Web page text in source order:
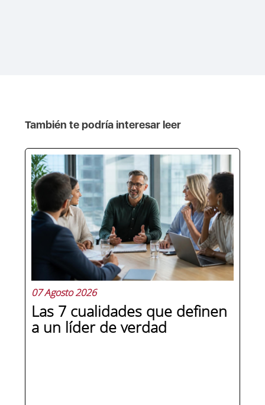
También te podría interesar leer
07 Agosto 2026
Las 7 cualidades que definen
a un líder de verdad